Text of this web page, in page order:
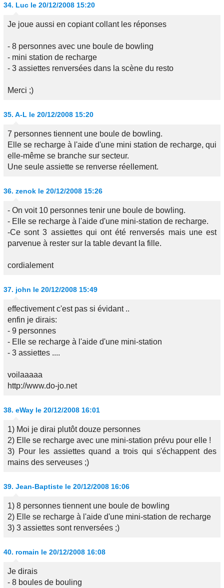
34. Luc le 20/12/2008 15:20
Je joue aussi en copiant collant les réponses
- 8 personnes avec une boule de bowling
- mini station de recharge
- 3 assiettes renversées dans la scène du resto
Merci ;)
35. A-L le 20/12/2008 15:20
7 personnes tiennent une boule de bowling.
Elle se recharge à l'aide d'une mini station de recharge, qui
elle-même se branche sur secteur.
Une seule assiette se renverse réellement.
36. zenok le 20/12/2008 15:26
- On voit 10 personnes tenir une boule de bowling.
- Elle se recharge à l'aide d'une mini-station de recharge.
-Ce sont 3 assiettes qui ont été renversés mais une est
parvenue à rester sur la table devant la fille.
cordialement
37. john le 20/12/2008 15:49
effectivement c'est pas si évidant ..
enfin je dirais:
- 9 personnes
- Elle se recharge à l'aide d'une mini-station
- 3 assiettes ....
voilaaaaa
http://www.do-jo.net
38. eWay le 20/12/2008 16:01
1) Moi je dirai plutôt douze personnes
2) Elle se recharge avec une mini-station prévu pour elle !
3) Pour les assiettes quand a trois qui s'échappent des
mains des serveuses ;)
39. Jean-Baptiste le 20/12/2008 16:06
1) 8 personnes tiennent une boule de bowling
2) Elle se recharge à l'aide d'une mini-station de recharge
3) 3 assiettes sont renversées ;)
40. romain le 20/12/2008 16:08
Je dirais
- 8 boules de bouling